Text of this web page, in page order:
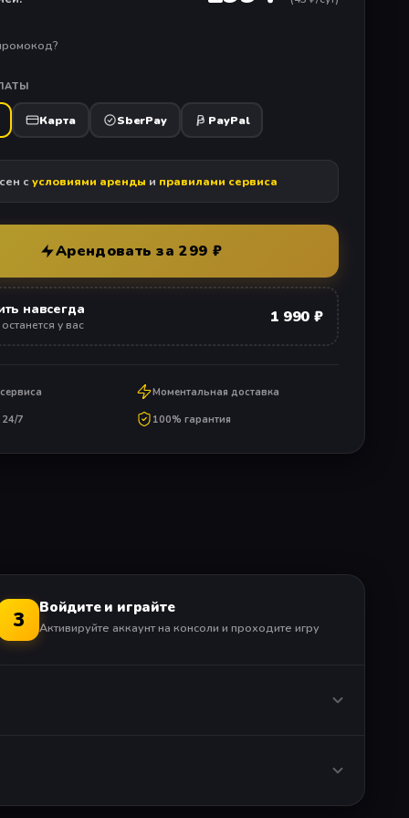
Карта SberPay PayPal
с условиями аренды и правилами сервиса
Арендовать за 299 ₽
навсегда
у вас 1 990 ₽
Моментальная доставка
7
100% гарантия
3 Войдите и играйте
Активируйте аккаунт на консоли и проходите игру